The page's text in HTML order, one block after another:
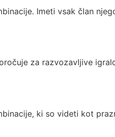
Imeti vsak član
za razvozavljive
ki so videti kot